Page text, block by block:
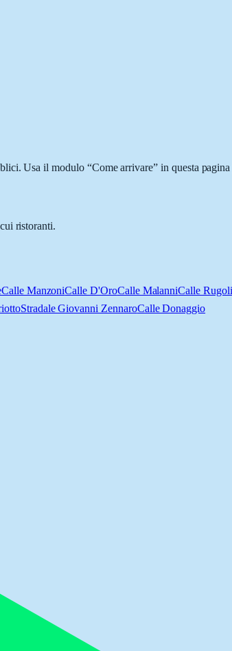
Usa il modulo “Come arrivare” in questa
ristoranti.
Calle ManzoniCalle D'OroCalle MalanniCalle Rugoli
Stradale Giovanni ZennaroCalle Donaggio